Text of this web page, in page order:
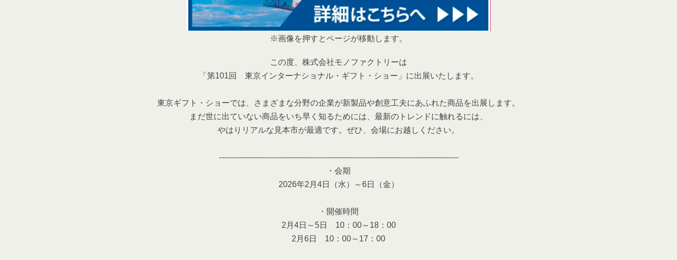
※画像を押すとページが移動します。
この度、株式会社モノファクトリーは
「第101回 東京インターナショナル・ギフト・ショー」に出展いたします。
東京ギフト・ショーでは、さまざまな分野の企業が新製品や創意工夫にあふれた商品を出展します。
まだ世に出ていない商品をいち早く知るためには、最新のトレンドに触れるには、
やはりリアルな見本市が最適です。ぜひ、会場にお越しください。
-----------------------------------------------------------------------------------------------
・会期
2026年2月4日（水）～6日（金）
・開催時間
2月4日～5日 10：00～18：00
2月6日 10：00～17：00